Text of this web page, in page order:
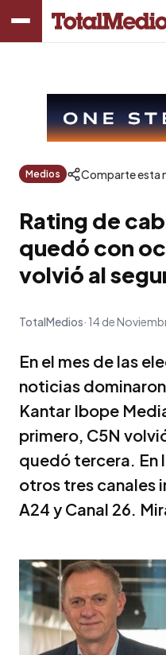
Medios Comparte esta
Rating de
quedó con
volvió al
TotalMedios 14 de
En el mes de las
noticias
Kantar Ibope
primero, C5N
quedó tercera. En
otros tres canales
A24 y Canal 26.